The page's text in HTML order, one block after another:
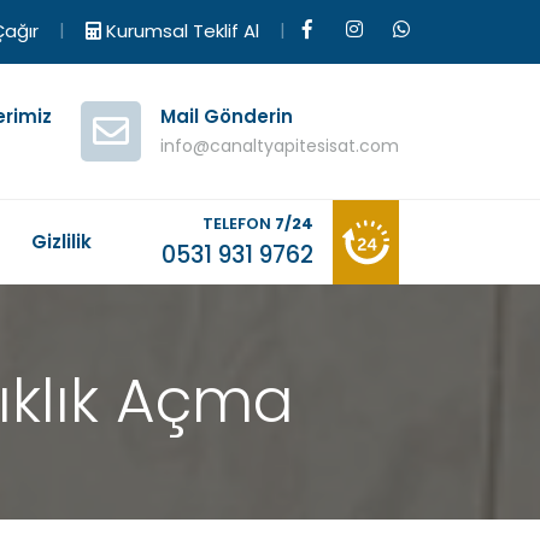
| Kurumsal Teklif Al |
Mail Gönderin
info@canaltyapitesisat.com
Gizlilik
TELEFON 7/24
0531 931 9762
Açma